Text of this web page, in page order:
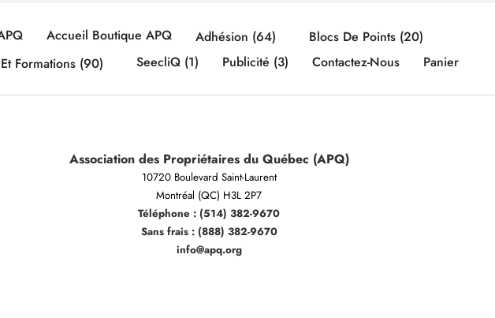
Accueil Boutique APQ Adhésion (64)
Blocs De Points (20)
Formations (90)
SeecliQ (1) Publicité (3) Contactez-Nous Panier
Association des Propriétaires du Québec (APQ)
10720 Boulevard Saint-Laurent
Montréal (QC) H3L 2P7
Téléphone : (514) 382-9670
Sans frais : (888) 382-9670
info@apq.org